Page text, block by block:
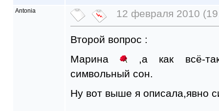
Antonia 12 февраля 2010
Второй вопрос :
Марина
,а как всё-
символьный сон.
Ну вот выше я описала,явно